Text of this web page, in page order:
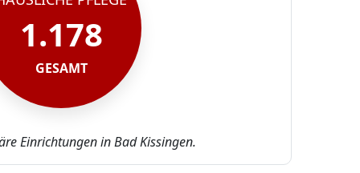
1.178
GESAMT
Einrichtungen in Bad Kissingen.